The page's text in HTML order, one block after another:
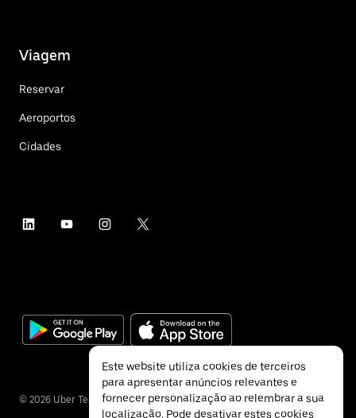
Viagem
Reservar
Aeroportos
Cidades
© 2026 Uber Technologies Inc.
Este website utiliza cookies de terceiros
para apresentar anúncios relevantes e
fornecer personalização ao relembrar a sua
localização. Pode desativar estes cookies